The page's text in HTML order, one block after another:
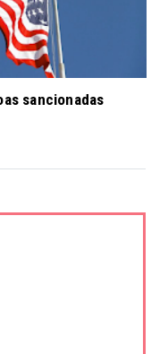
sancionadas